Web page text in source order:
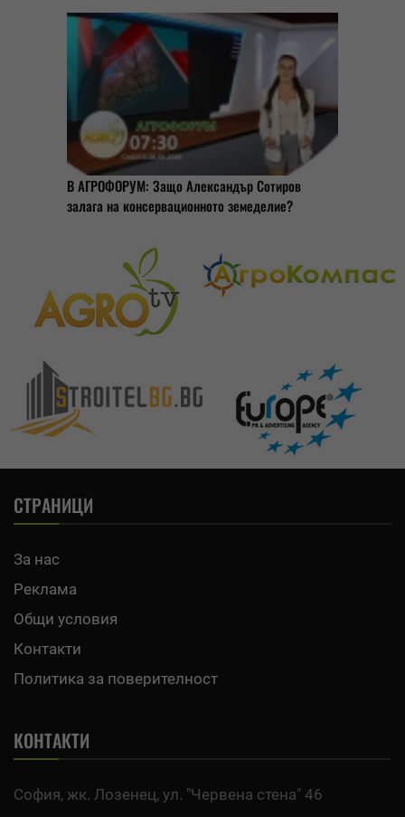
В АГРОФОРУМ: Защо Александър Сотиров
залага на консервационното земеделие?
СТРАНИЦИ
За нас
Реклама
Общи условия
Контакти
Политика за поверителност
КОНТАКТИ
София, жк. Лозенец, ул. "Червена стена" 46